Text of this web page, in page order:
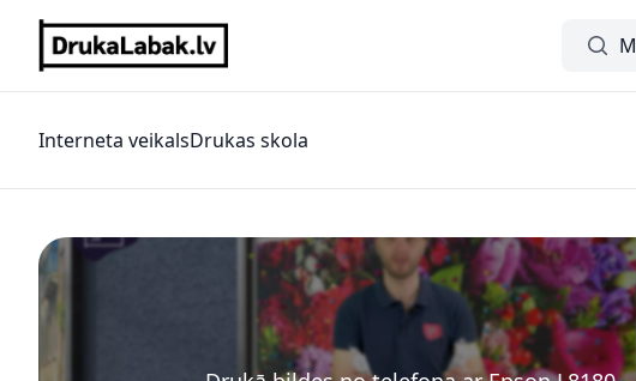
Meklētājs
Interneta veikalsDrukas skola